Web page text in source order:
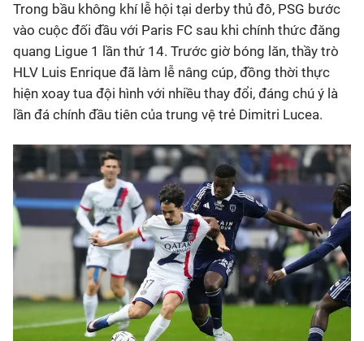
Trong bầu không khí lễ hội tại derby thủ đô, PSG bước
vào cuộc đối đầu với Paris FC sau khi chính thức đăng
quang Ligue 1 lần thứ 14. Trước giờ bóng lăn, thầy trò
HLV Luis Enrique đã làm lễ nâng cúp, đồng thời thực
hiện xoay tua đội hình với nhiều thay đổi, đáng chú ý là
lần đá chính đầu tiên của trung vệ trẻ Dimitri Lucea.